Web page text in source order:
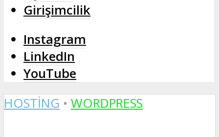
Girişimcilik
Instagram
LinkedIn
YouTube
HOSTING • WORDPRESS